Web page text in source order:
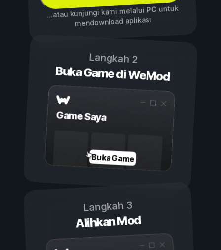
...atau kunjungi kami melalui PCuntuk
mendownload aplikasi
Langkah 2
Buka Game di WeMod
Game Saya
Buka Game
Langkah 3
Alihkan Mod